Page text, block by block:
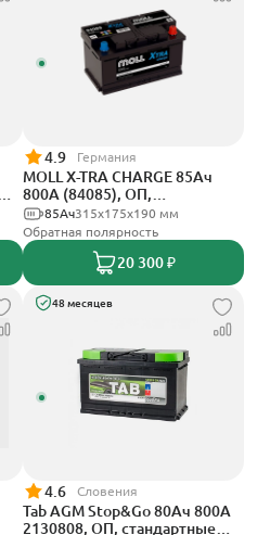
4.9 Германия
MOLL X-TRA CHARGE 85Ач
800А (84085), ОП,
стандартные клеммы
315x175x190 мм
85Ач
Обратная полярность
20 300 ₽
48 месяцев
4.6 Словения
Tab AGM Stop&Go 80Ач 800А
2130808, ОП, стандартные